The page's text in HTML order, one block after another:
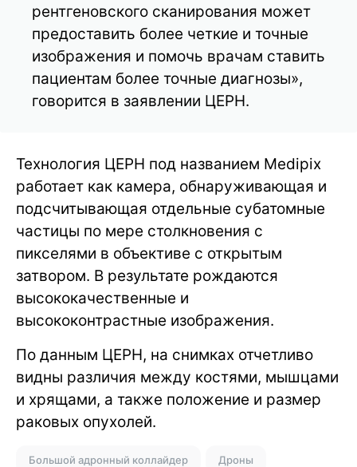
рентгеновского сканирования может
предоставить более четкие и точные
изображения и помочь врачам ставить
пациентам более точные диагнозы»,
говорится в заявлении ЦЕРН.
Технология ЦЕРН под названием Medipix
работает как камера, обнаруживающая и
подсчитывающая отдельные субатомные
частицы по мере столкновения с
пикселями в объективе с открытым
затвором. В результате рождаются
высококачественные и
высококонтрастные изображения.
По данным ЦЕРН, на снимках отчетливо
видны различия между костями, мышцами
и хрящами, а также положение и размер
раковых опухолей.
Большой адронный коллайдер Дроны